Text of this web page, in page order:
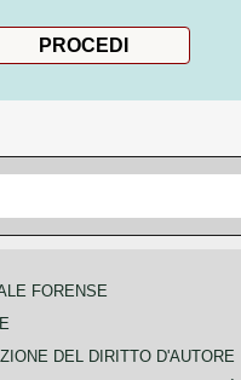
FORENSE
DEL DIRITTO D'AUTORE